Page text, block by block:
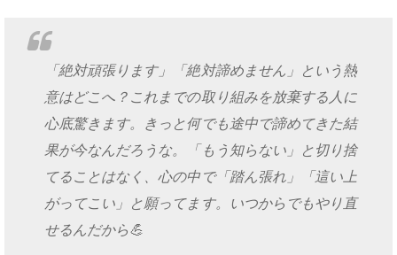
「絶対頑張ります」「絶対諦めません」という熱
意はどこへ？これまでの取り組みを放棄する人に
心底驚きます。きっと何でも途中で諦めてきた結
果が今なんだろうな。「もう知らない」と切り捨
てることはなく、心の中で「踏ん張れ」「這い上
がってこい」と願ってます。いつからでもやり直
せるんだから💪